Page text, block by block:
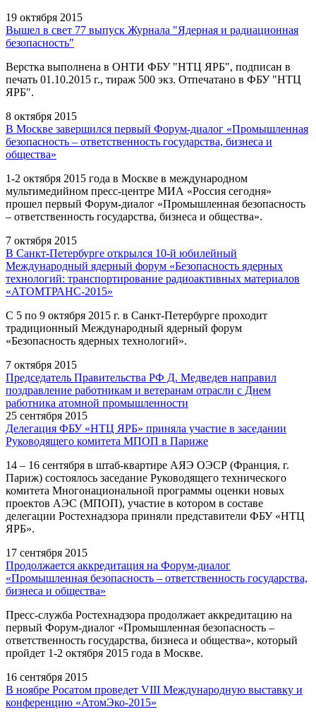
19 октября 2015
Вышел в свет 77 выпуск Журнала "Ядерная и радиационная
безопасность"
Верстка выполнена в ОНТИ ФБУ "НТЦ ЯРБ", подписан в
печать 01.10.2015 г., тираж 500 экз. Отпечатано в ФБУ "НТЦ
ЯРБ".
8 октября 2015
В Москве завершился первый Форум-диалог «Промышленная
безопасность – ответственность государства, бизнеса и
общества»
1-2 октября 2015 года в Москве в международном
мультимедийном пресс-центре МИА «Россия сегодня»
прошел первый Форум-диалог «Промышленная безопасность
– ответственность государства, бизнеса и общества».
7 октября 2015
В Санкт-Петербурге открылся 10-й юбилейный
Международный ядерный форум «Безопасность ядерных
технологий: транспортирование радиоактивных материалов
«АТОМТРАНС-2015»
С 5 по 9 октября 2015 г. в Санкт-Петербурге проходит
традиционный Международный ядерный форум
«Безопасность ядерных технологий».
7 октября 2015
Председатель Правительства РФ Д. Медведев направил
поздравление работникам и ветеранам отрасли с Днем
работника атомной промышленности
25 сентября 2015
Делегация ФБУ «НТЦ ЯРБ» приняла участие в заседании
Руководящего комитета МПОП в Париже
14 – 16 сентября в штаб-квартире АЯЭ ОЭСР (Франция, г.
Париж) состоялось заседание Руководящего технического
комитета Многонациональной программы оценки новых
проектов АЭС (МПОП), участие в котором в составе
делегации Ростехнадзора приняли представители ФБУ «НТЦ
ЯРБ».
17 сентября 2015
Продолжается аккредитация на Форум-диалог
«Промышленная безопасность – ответственность государства,
бизнеса и общества»
Пресс-служба Ростехнадзора продолжает аккредитацию на
первый Форум-диалог «Промышленная безопасность –
ответственность государства, бизнеса и общества», который
пройдет 1-2 октября 2015 года в Москве.
16 сентября 2015
В ноябре Росатом проведет VIII Международную выставку и
конференцию «АтомЭко-2015»